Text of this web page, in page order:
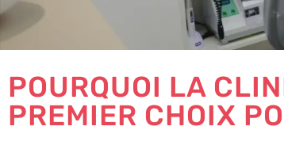
POURQUOI LA
PREMIER CHOIX